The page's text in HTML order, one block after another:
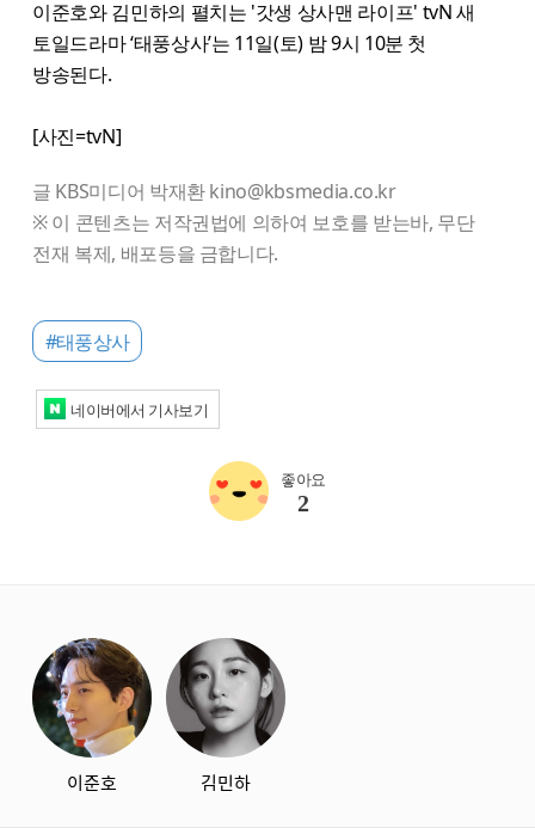
이준호와 김민하의 펼치는 '갓생 상사맨 라이프' tvN 새
토일드라마 ‘태풍상사’는 11일(토) 밤 9시 10분 첫
방송된다.
[사진=tvN]
글 KBS미디어 박재환 kino@kbsmedia.co.kr
※ 이 콘텐츠는 저작권법에 의하여 보호를 받는바, 무단
전재 복제, 배포등을 금합니다.
#태풍상사
네이버에서 기사보기
좋아요
2
이준호 김민하